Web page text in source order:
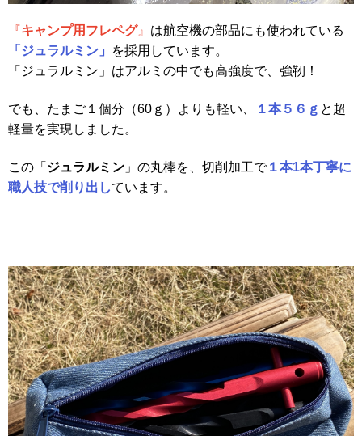
『キャンプ用フレペグ』 は航空機の部品にも使われている
「ジュラルミン」
を採用しています。
「ジュラルミン」はアルミの中でも高強度で、強靭！
でも、たまご１個分（60ｇ）よりも軽い、 １本５６ｇ と超
軽量を実現しました。
この「 ジュラルミン 」の丸棒を、切削加工で１本1本丁寧に
職人技で削り出しています。